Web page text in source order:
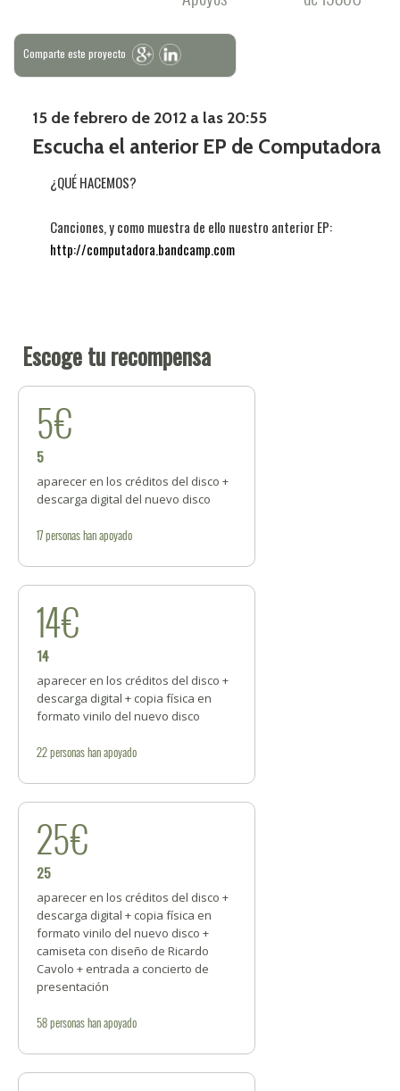
Comparte este proyecto
15 de febrero de 2012 a las 20:55
Escucha el anterior EP de Computadora
¿QUÉ HACEMOS?
Canciones, y como muestra de ello nuestro anterior EP:
http://computadora.bandcamp.com
Escoge tu recompensa
5€
5
aparecer en los créditos del disco +
descarga digital del nuevo disco
17personashan apoyado
14€
14
aparecer en los créditos del disco +
descarga digital + copia física en
formato vinilo del nuevo disco
22personashan apoyado
25€
25
aparecer en los créditos del disco +
descarga digital + copia física en
formato vinilo del nuevo disco +
camiseta con diseño de Ricardo
Cavolo + entrada a concierto de
presentación
58personashan apoyado